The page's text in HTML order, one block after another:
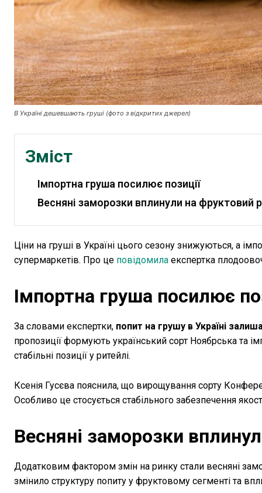
В Україні дешевшають груші (фото з відкритих джерел)
Зміст
Імпортна груша посилює позиції
Весняні заморозки вплинули на фруктовий
Ціни на груші в Україні цього сезону знижуються, а
супермаркетів. Про це повідомила експертка
Імпортна груша посилює
За словами експертки, попит на грушу в Україні
пропозиції формують український сорт Ноябрська та
стабільні позиції у ритейлі.
Ксенія Гусєва пояснила, що вирощування сорту
Особливо це стосується стабільного забезпечення
Весняні заморозки
Додатковим фактором змін на ринку стали весняні
змінило структуру попиту у фруктовому сегменті та